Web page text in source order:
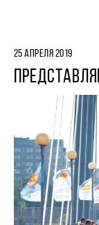
25 АПРЕЛЯ 2019